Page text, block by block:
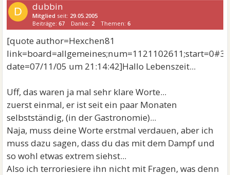
D dubbin
Mitglied seit: 29.05.2005
Beiträge:67 Danke: 2 Themen:6
[quote author=Hexchen81
link=board=allgemeines;num=1121102611;start=0#3
date=07/11/05 um 21:14:42]Hallo Lebenszeit...
Uff, das waren ja mal sehr klare Worte...
zuerst einmal, er ist seit ein paar Monaten
selbstständig, (in der Gastronomie)...
Naja, muss deine Worte erstmal verdauen, aber ich
muss dazu sagen, dass du das mit dem Dampf und
so wohl etwas extrem siehst...
Also ich terroriesiere ihn nicht mit Fragen, was denn